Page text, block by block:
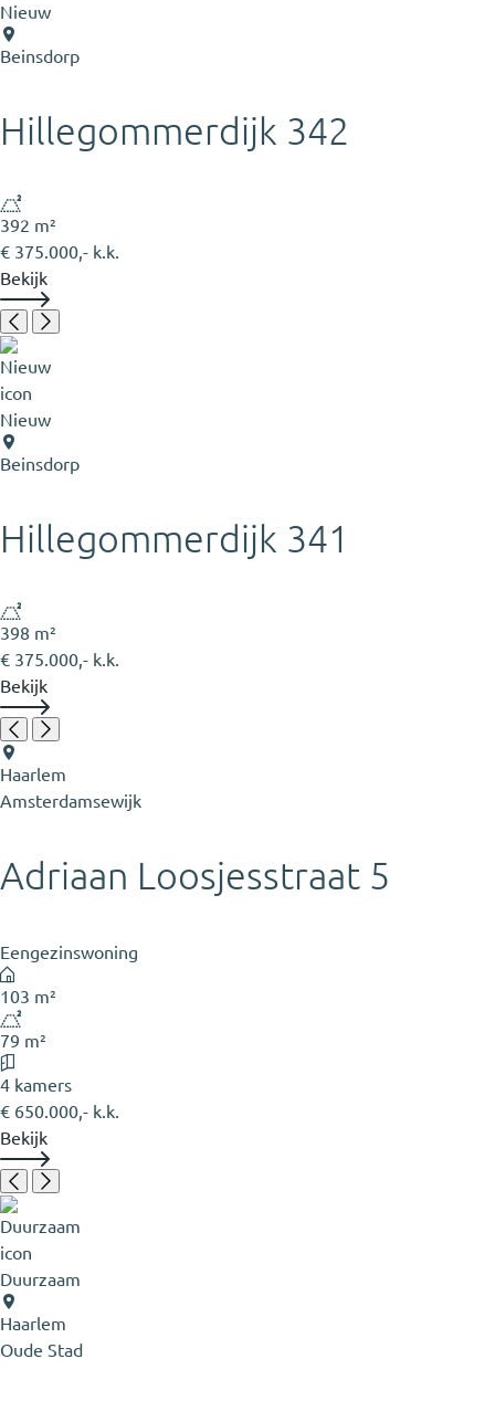
Nieuw
Beinsdorp
Hillegommerdijk 342
392 m²
€ 375.000,- k.k.
Bekijk
Nieuw
Beinsdorp
Hillegommerdijk 341
398 m²
€ 375.000,- k.k.
Bekijk
Haarlem
Amsterdamsewijk
Adriaan Loosjesstraat 5
Eengezinswoning
103 m²
79 m²
4 kamers
€ 650.000,- k.k.
Bekijk
Duurzaam
Haarlem
Oude Stad